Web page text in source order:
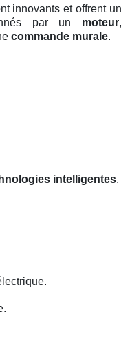
innovants et offrent un
par un moteur,
commande murale.
intelligentes.